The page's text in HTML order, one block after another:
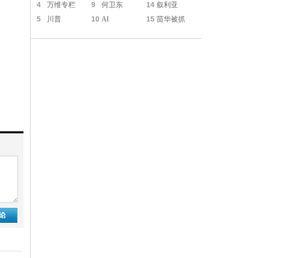
4 万维专栏 9 何卫东 14 叙利亚
5 川普 10 AI 15 苗华被抓